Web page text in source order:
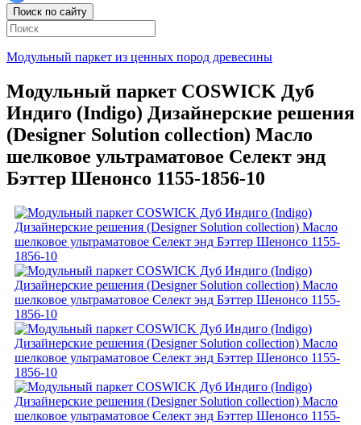
Поиск по сайту
Модульный паркет из ценных пород древесины
Модульный паркет COSWICK Дуб
Индиго (Indigo) Дизайнерские решения
(Designer Solution collection) Масло
шелковое ультраматовое Селект энд
Бэттер Шенонсо 1155-1856-10